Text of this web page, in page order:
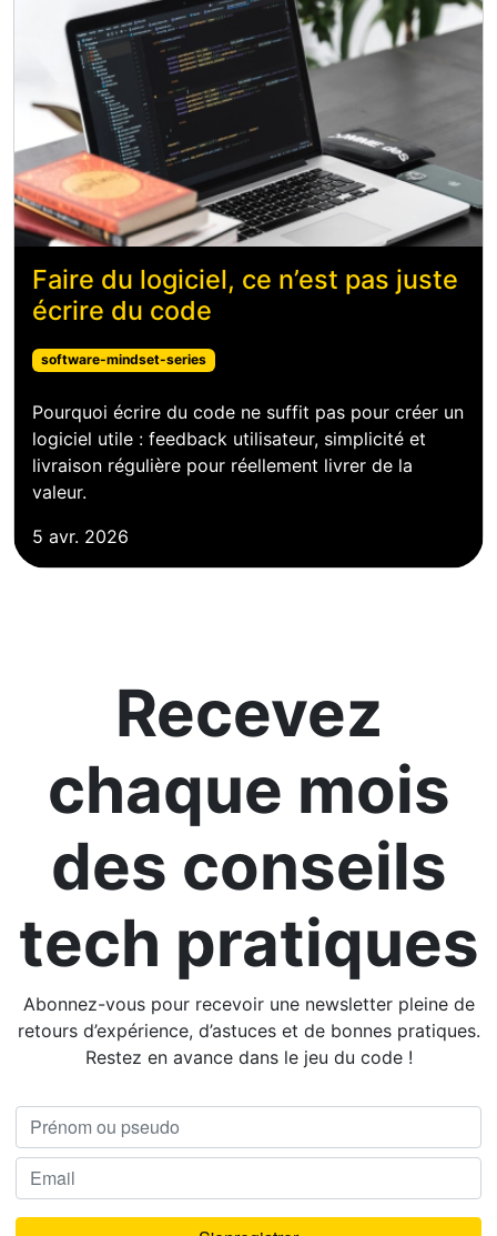
Faire du logiciel, ce n’est pas juste
écrire du code
software-mindset-series
Pourquoi écrire du code ne suffit pas pour créer un
logiciel utile : feedback utilisateur, simplicité et
livraison régulière pour réellement livrer de la
valeur.
5 avr. 2026
Recevez
chaque mois
des conseils
tech pratiques
Abonnez-vous pour recevoir une newsletter pleine de
retours d’expérience, d’astuces et de bonnes pratiques.
Restez en avance dans le jeu du code !